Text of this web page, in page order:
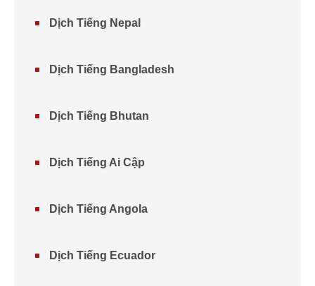
Dịch Tiếng Nepal
Dịch Tiếng Bangladesh
Dịch Tiếng Bhutan
Dịch Tiếng Ai Cập
Dịch Tiếng Angola
Dịch Tiếng Ecuador